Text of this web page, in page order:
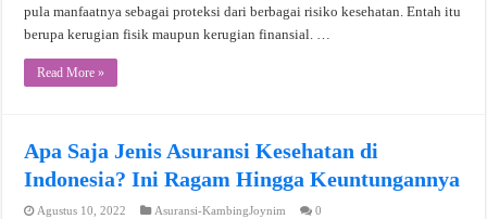
pula manfaatnya sebagai proteksi dari berbagai risiko kesehatan. Entah itu
berupa kerugian fisik maupun kerugian finansial. …
Read More »
Apa Saja Jenis Asuransi Kesehatan di
Indonesia? Ini Ragam Hingga Keuntungannya
Agustus 10, 2022 Asuransi-KambingJoynim 0